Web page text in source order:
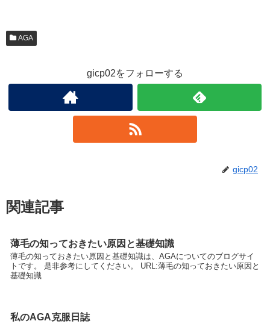
AGA
gicp02をフォローする
gicp02
関連記事
薄毛の知っておきたい原因と基礎知識
薄毛の知っておきたい原因と基礎知識は、AGAについてのブログサイ
トです。 是非参考にしてください。 URL:薄毛の知っておきたい原因と
基礎知識
私のAGA克服日誌